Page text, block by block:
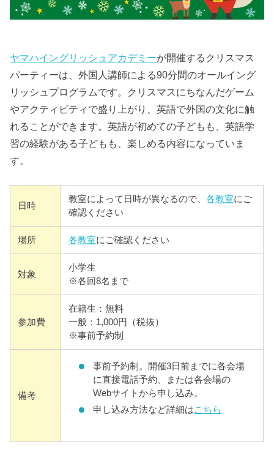
ヤマハイングリッシュアカデミーが開催するクリスマス
パーティーは、外国人講師による90分間のオールイング
リッシュプログラムです。クリスマスにちなんだゲーム
やアクティビティで盛り上がり、英語で外国の文化に触
れることができます。英語が初めての子どもも、英語学
習の経験がある子どもも、楽しめる内容になっていま
す。
日時
教室によって日時が異なるので、各教室にご
確認ください
場所 各教室にご確認ください
対象
小学生
※各回8名まで
参加費
在籍生：無料
一般：1,000円（税抜）
※事前予約制
備考
事前予約制。開催3日前までに各会場
に直接電話予約、または各会場の
Webサイトから申し込み。
申し込み方法など詳細はこちら